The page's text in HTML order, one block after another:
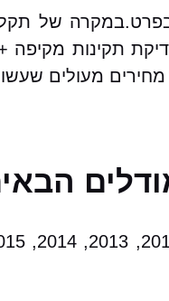
מאגר עצום של מסרקי הגה עבור כל
תקינות מקיפה
מחירים מעולים